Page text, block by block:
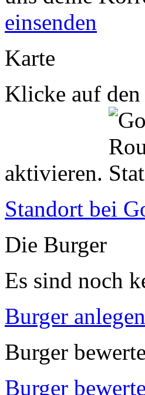
einsenden
Karte
Klicke auf
aktivieren.
Standort bei
Die Burger
Es sind noch
Burger anlegen
Burger
Burger